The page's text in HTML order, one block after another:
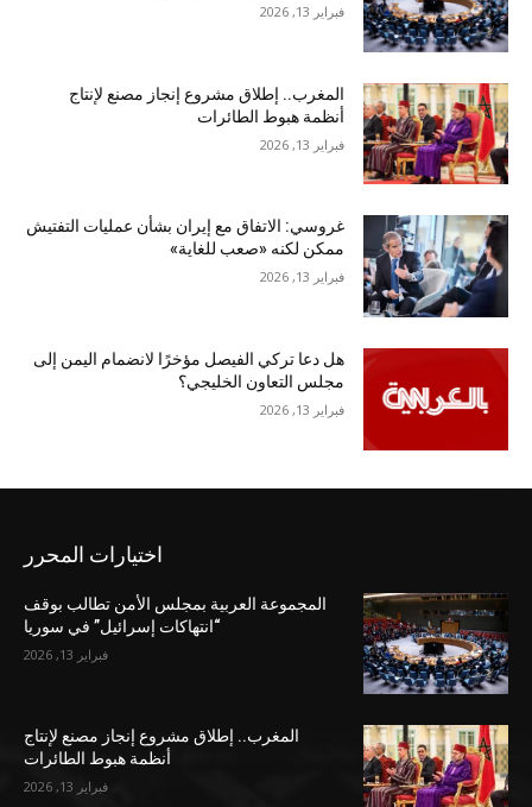
فبراير 13, 2026
المغرب.. إطلاق مشروع إنجاز مصنع لإنتاج
أنظمة هبوط الطائرات
فبراير 13, 2026
غروسي: الاتفاق مع إيران بشأن عمليات التفتيش
ممكن لكنه «صعب للغاية»
فبراير 13, 2026
هل دعا تركي الفيصل مؤخرًا لانضمام اليمن إلى
مجلس التعاون الخليجي؟
فبراير 13, 2026
اختيارات المحرر
المجموعة العربية بمجلس الأمن تطالب بوقف
“انتهاكات إسرائيل” في سوريا
فبراير 13, 2026
المغرب.. إطلاق مشروع إنجاز مصنع لإنتاج
أنظمة هبوط الطائرات
فبراير 13, 2026